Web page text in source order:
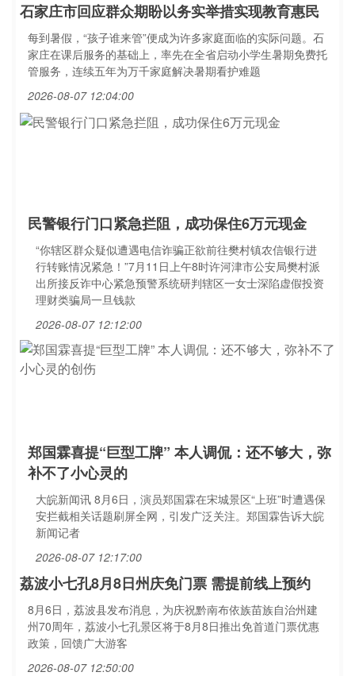
石家庄市回应群众期盼以务实举措实现教育惠民
每到暑假，“孩子谁来管”便成为许多家庭面临的实际问题。石
家庄在课后服务的基础上，率先在全省启动小学生暑期免费托
管服务，连续五年为万千家庭解决暑期看护难题
2026-08-07 12:04:00
民警银行门口紧急拦阻，成功保住6万元现金
“你辖区群众疑似遭遇电信诈骗正欲前往樊村镇农信银行进
行转账情况紧急！”7月11日上午8时许河津市公安局樊村派
出所接反诈中心紧急预警系统研判辖区一女士深陷虚假投资
理财类骗局一旦钱款
2026-08-07 12:12:00
郑国霖喜提“巨型工牌” 本人调侃：还不够大，弥
补不了小心灵的
大皖新闻讯 8月6日，演员郑国霖在宋城景区“上班”时遭遇保
安拦截相关话题刷屏全网，引发广泛关注。郑国霖告诉大皖
新闻记者
2026-08-07 12:17:00
荔波小七孔8月8日州庆免门票 需提前线上预约
8月6日，荔波县发布消息，为庆祝黔南布依族苗族自治州建
州70周年，荔波小七孔景区将于8月8日推出免首道门票优惠
政策，回馈广大游客
2026-08-07 12:50:00